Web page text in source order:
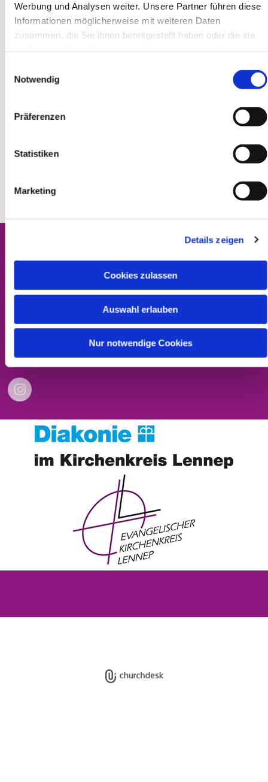
Werbung und Analysen weiter. Unsere Partner führen diese
Informationen möglicherweise mit weiteren Daten
zusammen, die Sie ihnen bereitgestellt haben oder die sie
Notwendig
Präferenzen
Statistiken
Marketing
Details zeigen
Cookies zulassen
Auswahl erlauben
Nur notwendige Cookies
Kontakt
Datenschutzerklärung
Barrierefreiheitserklärung